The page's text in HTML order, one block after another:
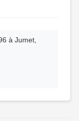
à Jumet,